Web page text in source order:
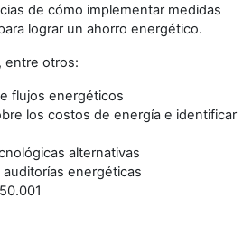
de cómo implementar medidas
lograr un ahorro energético.
entre otros:
flujos energéticos
los costos de energía e identificar
alternativas
auditorías energéticas